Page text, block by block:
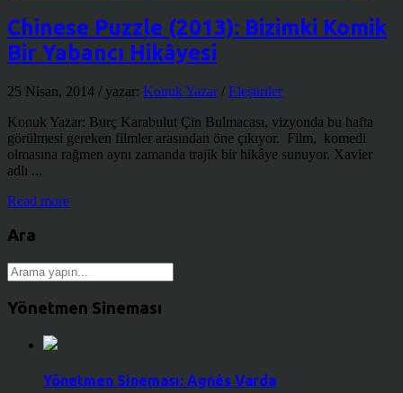
Chinese Puzzle (2013): Bizimki Komik
Bir Yabancı Hikâyesi
25 Nisan, 2014 / yazar: Konuk Yazar/ Eleştiriler
Konuk Yazar: Burç Karabulut Çin Bulmacası, vizyonda bu hafta
görülmesi gereken filmler arasından öne çıkıyor. Film, komedi
olmasına rağmen aynı zamanda trajik bir hikâye sunuyor. Xavier
adlı ...
Read more
Ara
Yönetmen Sineması
Yönetmen Sineması: Agnès Varda